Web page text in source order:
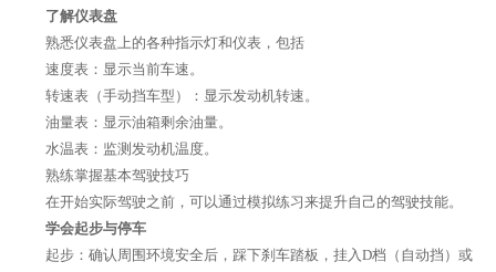
了解仪表盘
熟悉仪表盘上的各种指示灯和仪表，包括
速度表：显示当前车速。
转速表（手动挡车型）：显示发动机转速。
油量表：显示油箱剩余油量。
水温表：监测发动机温度。
熟练掌握基本驾驶技巧
在开始实际驾驶之前，可以通过模拟练习来提升自己的驾驶技能。
学会起步与停车
起步：确认周围环境安全后，踩下刹车踏板，挂入D档（自动挡）或